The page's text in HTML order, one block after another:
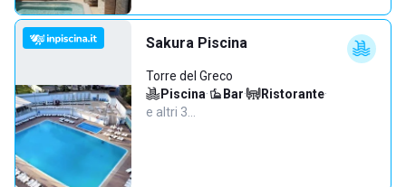
Sakura Piscina
Torre del Greco
Piscina· Bar· Ristorante·
e altri 3…